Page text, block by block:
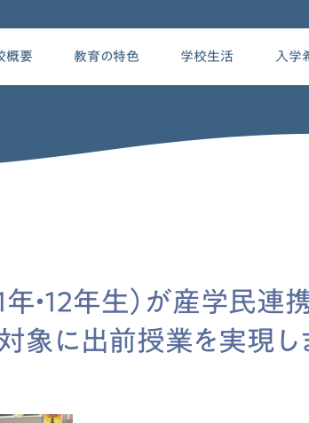
概要 教育の特色 学校生活 入学
・12年生）が産学民連
象に出前授業を実現し